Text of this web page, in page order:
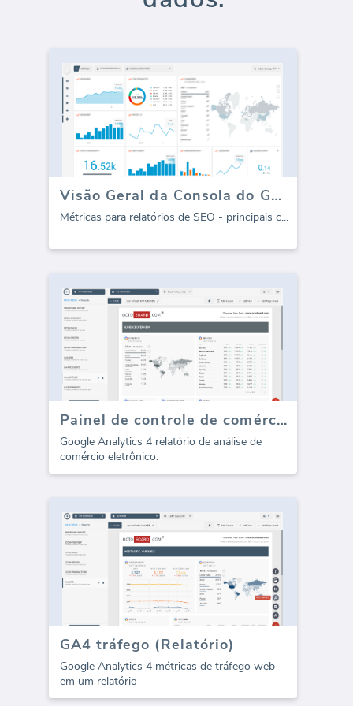
Visão Geral da Consola do Google (Relatório)
Métricas para relatórios de SEO - principais c...
Painel de controle de comércio eletrônico GA4 (Relatório)
Google Analytics 4 relatório de análise de
comércio eletrônico.
GA4 tráfego (Relatório)
Google Analytics 4 métricas de tráfego web
em um relatório